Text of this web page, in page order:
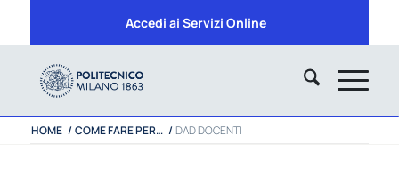
Accedi ai Servizi Online
HOME / COME FARE PER… / DAD DOCENTI